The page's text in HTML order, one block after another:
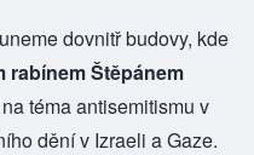
dovnitř budovy, kde
rabínem Štěpánem
téma antisemitismu v
dění v Izraeli a Gaze.